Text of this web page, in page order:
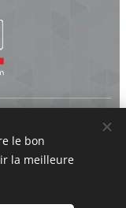
le bon
la meilleure